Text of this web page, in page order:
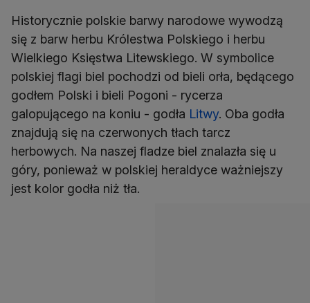
Historycznie polskie barwy narodowe wywodzą
się z barw herbu Królestwa Polskiego i herbu
Wielkiego Księstwa Litewskiego. W symbolice
polskiej flagi biel pochodzi od bieli orła, będącego
godłem Polski i bieli Pogoni - rycerza
galopującego na koniu - godła Litwy. Oba godła
znajdują się na czerwonych tłach tarcz
herbowych. Na naszej fladze biel znalazła się u
góry, ponieważ w polskiej heraldyce ważniejszy
jest kolor godła niż tła.